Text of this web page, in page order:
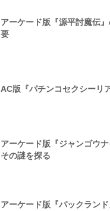
アーケード版『源平討魔伝
要
AC版『パチンコセクシーリ
アーケード版『ジャンゴウ
その謎を探る
アーケード版『パックラン